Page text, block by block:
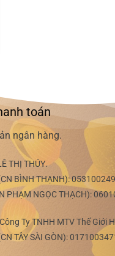
toán
ngân hàng.
THỊ THÚY.
BÌNH THẠNH):
PHẠM NGỌC THẠCH):
Ty TNHH MTV Thế Giới
TÂY SÀI GÒN):